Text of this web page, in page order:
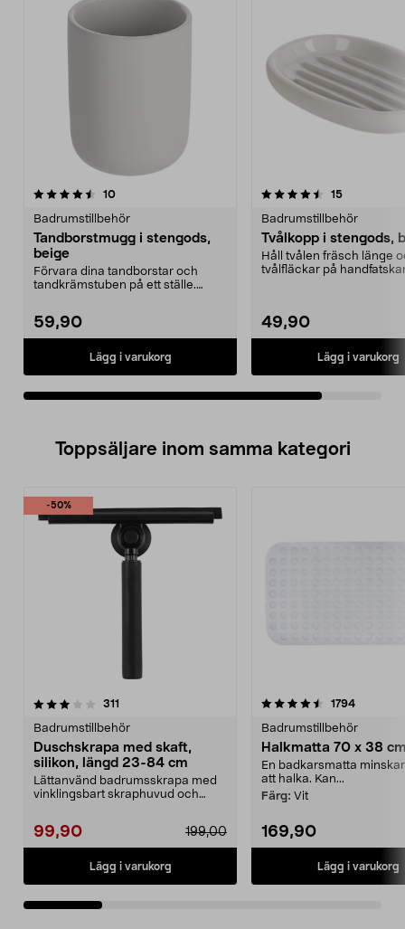
10recensioner
Badrumstillbehör
Tandborstmugg i stengods,
beige
Förvara dina tandborstar och
tandkrämstuben på ett ställe.
59,90
Lägg i varukorg
4.5av 5 stjärnor 15recensioner
Badrumstillbehör
Tvålkopp i stengods,
Håll tvålen fräsch länge
tvålfläckar på
49,90
Lägg i varukorg
Toppsäljare inom samma kategori
-50%
311
Badrumstillbehör
Duschskrapa med skaft,
silikon, längd 23-84 cm
Lättanvänd badrumsskrapa med
vinklingsbart skraphuvud och
99,90 199,00
Lägg i varukorg
4.5 av 5 stjärnor 1794
Badrumstillbehör
Halkmatta 70 x 38
En badkarsmatta
att halka. Kan...
Färg: Vit
169,90
Lägg i varukorg
4.0 av 5 stjärnor